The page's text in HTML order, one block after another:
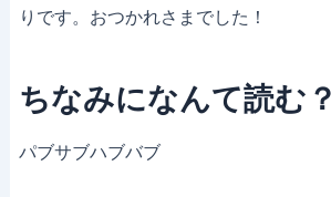
りです。おつかれさまでした！
ちなみになんて読む？
パブサブハブバブ